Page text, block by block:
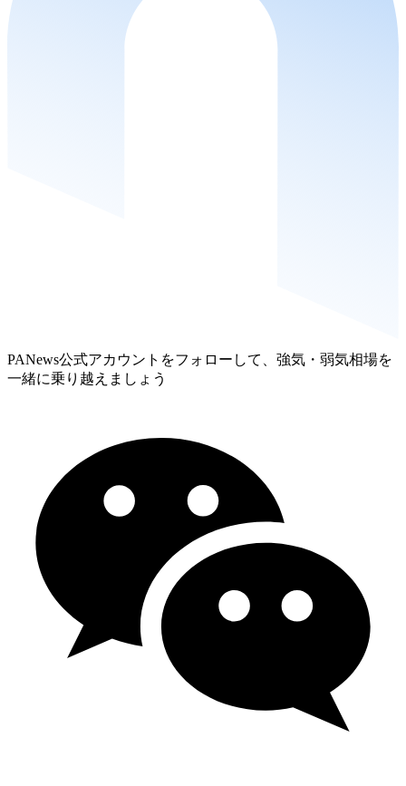
PANews公式アカウントをフォローして、強気・弱気相場を
一緒に乗り越えましょう